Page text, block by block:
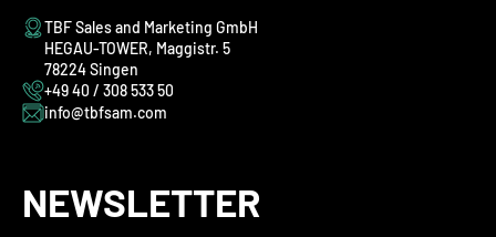
TBF Sales and Marketing GmbH
HEGAU-TOWER, Maggistr. 5
78224 Singen
+49 40 / 308 533 50
info@tbfsam.com
NEWSLETTER